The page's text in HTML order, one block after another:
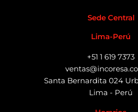
Sede Central
Lima-Perú
+51 1 619 7373
Santa Bernardita 024
Lima - Perú